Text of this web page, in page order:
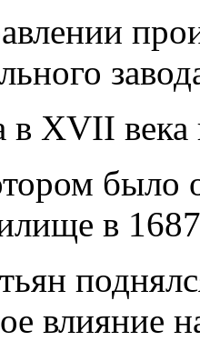
в XVII
было
в
влияние